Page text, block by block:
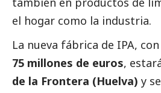
el hogar como la industria.
La nueva fábrica de IPA,
75 millones de euros,
de la Frontera (Huelva) y